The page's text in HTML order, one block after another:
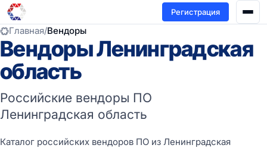
Регистрация
Главная/Вендоры
Вендоры Ленинградская
область
Российские вендоры ПО
Ленинградская область
Каталог российских вендоров ПО из Ленинградская